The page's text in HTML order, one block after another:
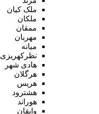
ملک کیان
ملکان
ممقان
مهربان
میانه
نظرکهریزی
هادی شهر
هرگلان
هریس
هشترود
هوراند
وایقان